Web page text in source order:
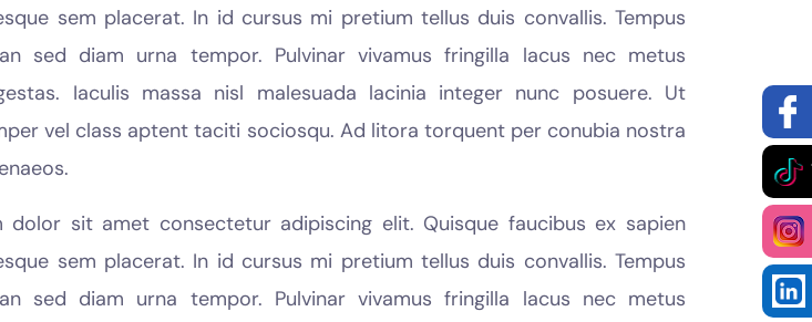
sem placerat. In id cursus mi pretium tellus duis convallis. Tempus
sed diam urna tempor. Pulvinar vivamus fringilla lacus nec metus
Iaculis massa nisl malesuada lacinia integer nunc posuere. Ut
vel class aptent taciti sociosqu. Ad litora torquent per conubia nostra
dolor sit amet consectetur adipiscing elit. Quisque faucibus ex sapien
sem placerat. In id cursus mi pretium tellus duis convallis. Tempus
sed diam urna tempor. Pulvinar vivamus fringilla lacus nec metus